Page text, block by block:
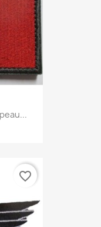
favorite_border